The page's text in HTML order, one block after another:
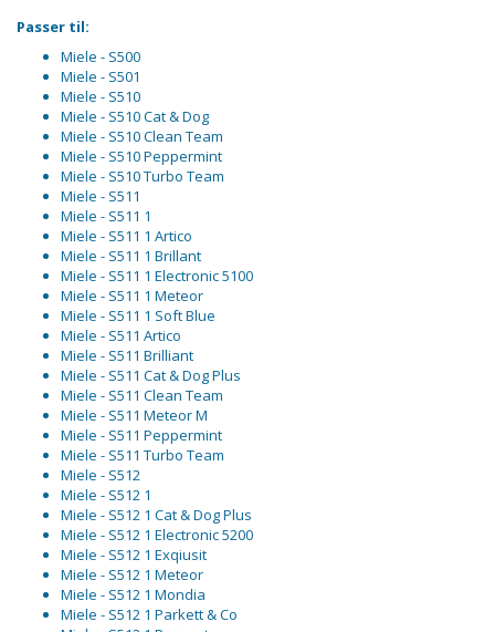
Passer til:
Miele - S500
Miele - S501
Miele - S510
Miele - S510 Cat & Dog
Miele - S510 Clean Team
Miele - S510 Peppermint
Miele - S510 Turbo Team
Miele - S511
Miele - S511 1
Miele - S511 1 Artico
Miele - S511 1 Brillant
Miele - S511 1 Electronic 5100
Miele - S511 1 Meteor
Miele - S511 1 Soft Blue
Miele - S511 Artico
Miele - S511 Brilliant
Miele - S511 Cat & Dog Plus
Miele - S511 Clean Team
Miele - S511 Meteor M
Miele - S511 Peppermint
Miele - S511 Turbo Team
Miele - S512
Miele - S512 1
Miele - S512 1 Cat & Dog Plus
Miele - S512 1 Electronic 5200
Miele - S512 1 Exqiusit
Miele - S512 1 Meteor
Miele - S512 1 Mondia
Miele - S512 1 Parkett & Co